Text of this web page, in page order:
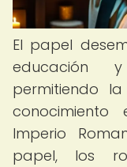
El papel
educación
permitiendo
Imperio
papel, los